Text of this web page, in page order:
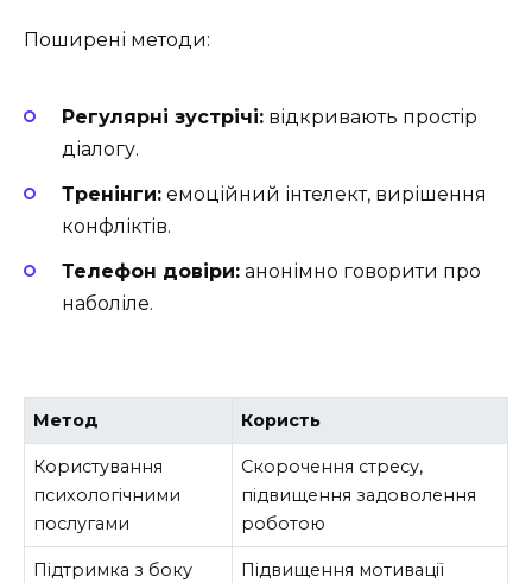
Поширені методи:
Регулярні зустрічі: відкривають простір
діалогу.
Тренінги: емоційний інтелект, вирішення
конфліктів.
Телефон довіри: анонімно говорити про
наболіле.
Метод Користь
Користування
психологічними
послугами
Скорочення стресу,
підвищення задоволення
роботою
Підтримка з боку
Підвищення мотивації